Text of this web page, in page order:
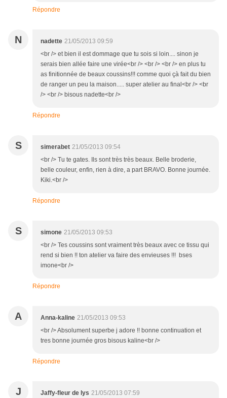
Répondre
N nadette 21/05/2013 09:59
<br /> et bien il est dommage que tu sois si loin.... sinon je
serais bien allée faire une virée<br /> <br /> <br /> en plus tu
as finitionnée de beaux coussins!!! comme quoi çà fait du bien
de ranger un peu la maison..... super atelier au final<br /> <br
/> <br /> bisous nadette<br />
Répondre
S simerabet 21/05/2013 09:54
<br /> Tu te gates. Ils sont très très beaux. Belle broderie,
belle couleur, enfin, rien à dire, a part BRAVO. Bonne journée.
Kiki.<br />
Répondre
S simone 21/05/2013 09:53
<br /> Tes coussins sont vraiment très beaux avec ce tissu qui
rend si bien !! ton atelier va faire des envieuses !!! bses
imone<br />
Répondre
A Anna-kaline 21/05/2013 09:53
<br /> Absolument superbe j adore !! bonne continuation et
tres bonne journée gros bisous kaline<br />
Répondre
J Jaffy-fleur de lys 21/05/2013 07:59